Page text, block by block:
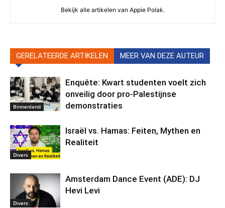
Bekijk alle artikelen van Appie Polak.
GERELATEERDE ARTIKELEN MEER VAN DEZE AUTEUR
Binnenland
Enquête: Kwart studenten voelt zich
onveilig door pro-Palestijnse
demonstraties
Divers
Israël vs. Hamas: Feiten, Mythen en
Realiteit
Divers
Amsterdam Dance Event (ADE): DJ
Hevi Levi